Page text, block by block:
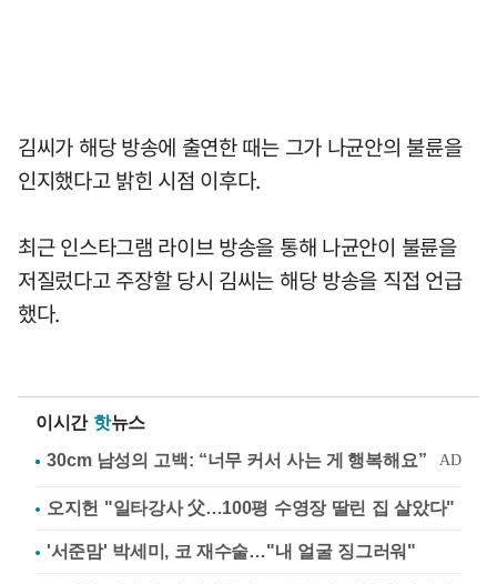
김씨가 해당 방송에 출연한 때는 그가 나균안의 불륜을
인지했다고 밝힌 시점 이후다.
최근 인스타그램 라이브 방송을 통해 나균안이 불륜을
저질렀다고 주장할 당시 김씨는 해당 방송을 직접 언급
했다.
이시간 핫뉴스
오지헌 "일타강사 父…100평 수영장 딸린 집 살았다"
'서준맘' 박세미, 코 재수술…"내 얼굴 징그러워"